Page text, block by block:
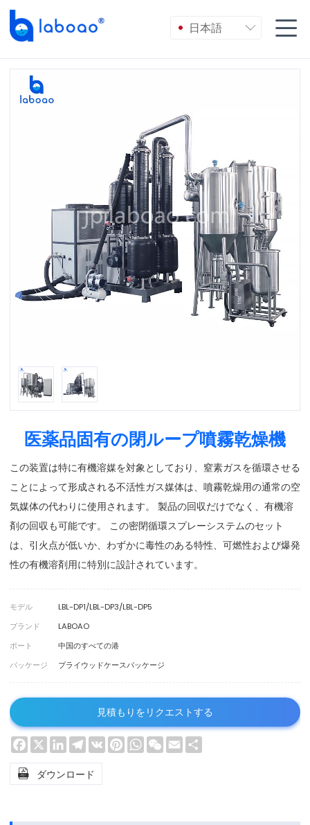
日本語  
医薬品固有の閉ループ噴霧乾燥機
この装置は特に有機溶媒を対象としており、窒素ガスを循環させる
ことによって形成される不活性ガス媒体は、噴霧乾燥用の通常の空
気媒体の代わりに使用されます。 製品の回収だけでなく、有機溶
剤の回収も可能です。 この密閉循環スプレーシステムのセット
は、引火点が低いか、わずかに毒性のある特性、可燃性および爆発
性の有機溶剤用に特別に設計されています。
モデル
LBL-DP1/LBL-DP3/LBL-DP5
ブランド
LABOAO
ポート
中国のすべての港
パッケージ
プライウッドケースパッケージ
見積もりをリクエストする
Facebook
X LinkedInTelegram
VK PinterestWhatsApp
WeChat
Email
 ダウンロード